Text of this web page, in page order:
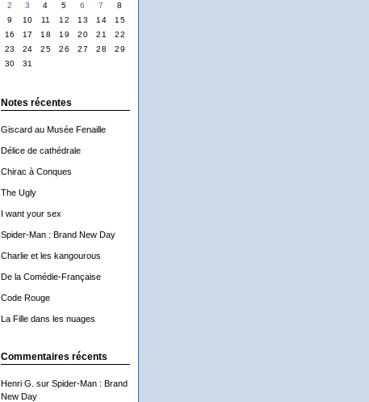
2
3 4 5 6 7
8
9
10 11 12 13 14
15
16
17 18 19 20 21
22
23
24 25 26 27 28
29
30
31
Notes récentes
Giscard au Musée Fenaille
Délice de cathédrale
Chirac à Conques
The Ugly
I want your sex
Spider-Man : Brand New Day
Charlie et les kangourous
De la Comédie-Française
Code Rouge
La Fille dans les nuages
Commentaires récents
Henri G. sur Spider-Man : Brand
New Day